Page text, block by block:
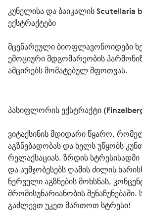
კუნელისა და ბაიკალის Scutellaria
ექსტრაქტები
მცენარეული ბიოფლავონოიდები
ემოციური მდგომარეობის
ამცირებს მომატებულ შფოთვას.
პასიფლორის ექსტრაქტი
ვიტაქსინის მდიდარი წყარო,
აგზნებადობას და ხელს უწყობს
რელაქსაციას. ზრდის სტრესისადმი
და აუმჯობესებს ღამის ძილის
ნერვული აგზნების მოხსნას,
შრომისუნარიანობის შენაჩუნებაში.
გაძლევთ უკეთ მართოთ სტრესი!